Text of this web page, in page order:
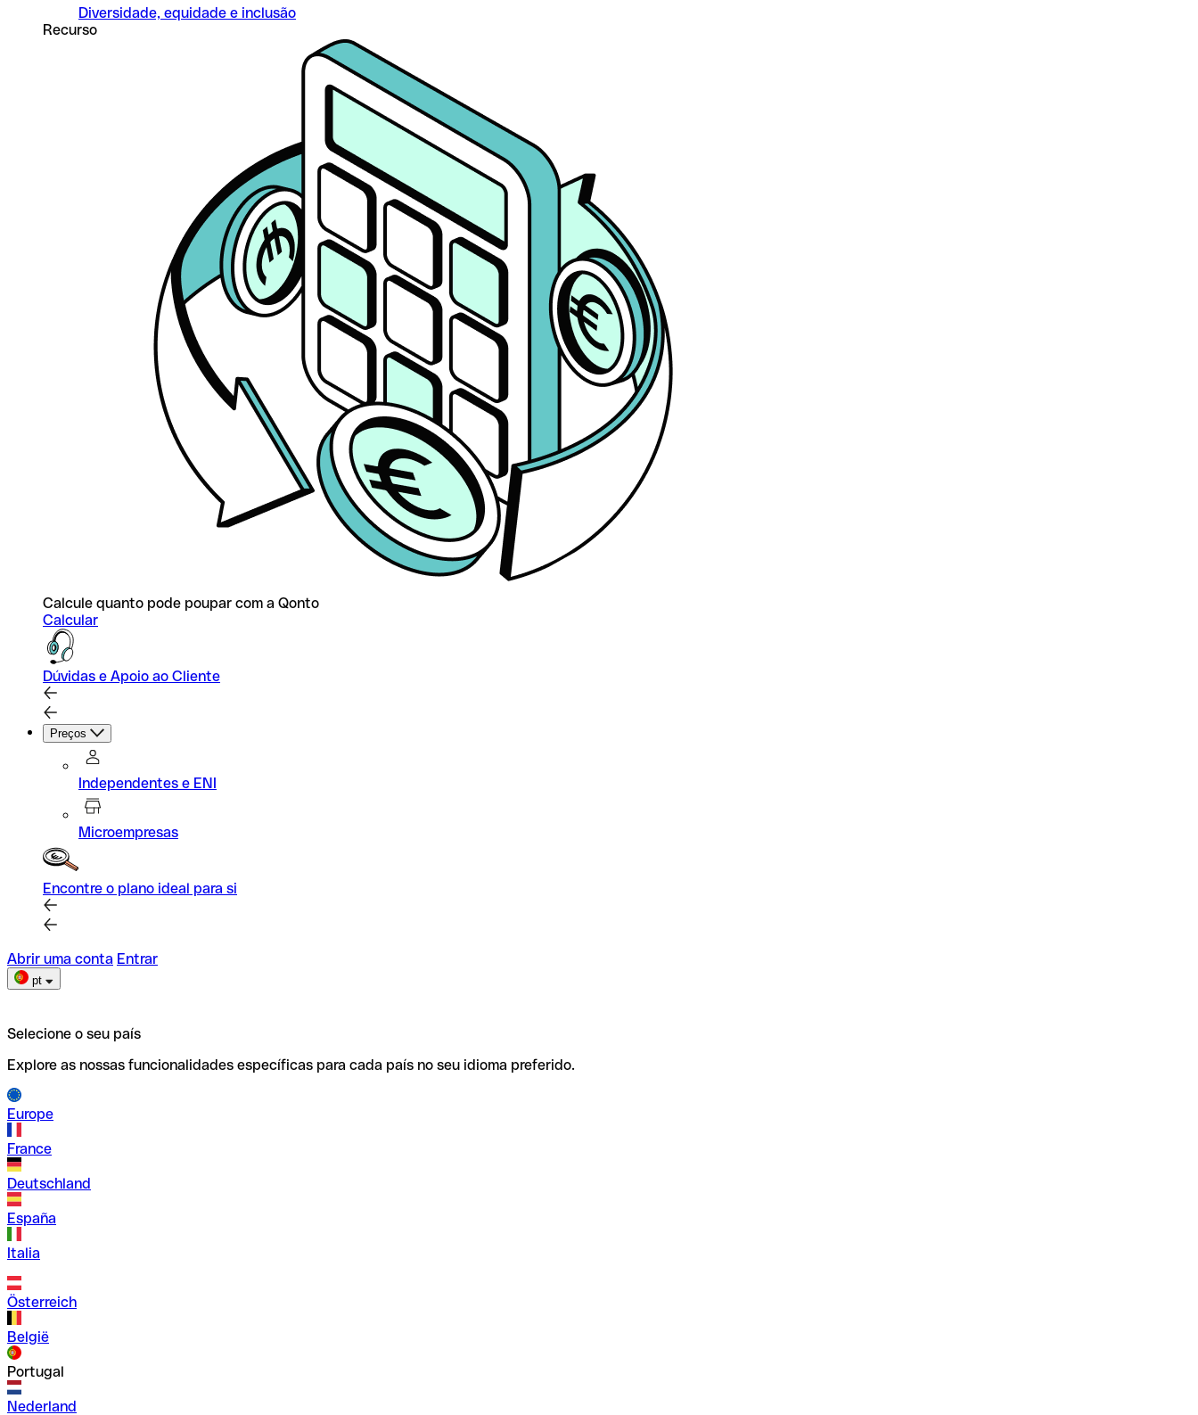
Diversidade, equidade e inclusão
Recurso
Calcule quanto pode poupar com a Qonto
Calcular
Dúvidas e Apoio ao Cliente
Preços
Independentes e ENI
Microempresas
Encontre o plano ideal para si
Abrir uma conta Entrar
pt
Selecione o seu país
Explore as nossas funcionalidades específicas para cada país no seu idioma preferido.
Europe
France
Deutschland
España
Italia
Österreich
België
Portugal
Nederland